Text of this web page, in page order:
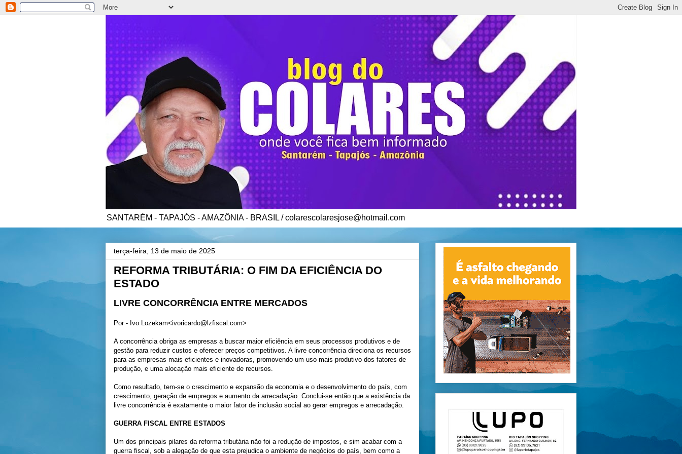
SANTARÉM - TAPAJÓS - AMAZÔNIA - BRASIL / colarescolaresjose@hotmail.com
terça-feira, 13 de maio de 2025
REFORMA TRIBUTÁRIA: O FIM DA EFICIÊNCIA DO
ESTADO
LIVRE CONCORRÊNCIA ENTRE MERCADOS
Por - Ivo Lozekam<ivoricardo@lzfiscal.com>
A concorrência obriga as empresas a buscar maior eficiência em seus processos produtivos e de
gestão para reduzir custos e oferecer preços competitivos. A livre concorrência direciona os recursos
para as empresas mais eficientes e inovadoras, promovendo um uso mais produtivo dos fatores de
produção, e uma alocação mais eficiente de recursos.
Como resultado, tem-se o crescimento e expansão da economia e o desenvolvimento do país, com
crescimento, geração de empregos e aumento da arrecadação. Conclui-se então que a existência da
livre concorrência é exatamente o maior fator de inclusão social ao gerar empregos e arrecadação.
GUERRA FISCAL ENTRE ESTADOS
Um dos principais pilares da reforma tributária não foi a redução de impostos, e sim acabar com a
guerra fiscal, sob a alegação de que esta prejudica o ambiente de negócios do país, bem como a